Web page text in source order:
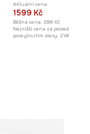
Aktuální cena:
1599 Kč
Běžná cena: 3399 Kč
Nejnižší cena za posledních 30
poskytnutím slevy: 2149 Kč